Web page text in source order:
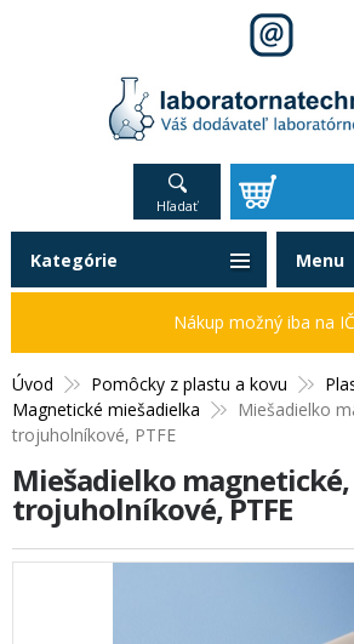
Hľadať
Úvod Pomôcky z plastu a kovu
Magnetické miešadielka
Miešadielko
trojuholníkové, PTFE
Miešadielko magnetické,
trojuholníkové, PTFE
Kategórie
Nákup možný iba na
Menu